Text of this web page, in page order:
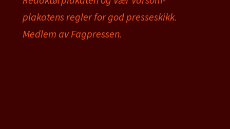
plakatens regler for god presseskikk.
Medlem av Fagpressen.